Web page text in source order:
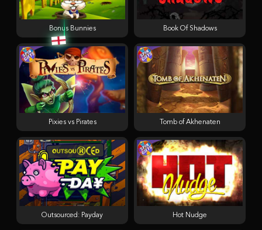
Outsourced: Payday
Book Of Shadows
Hot Nudge
Tomb of Akhenaten
Bonus Bunnies
Pixies vs Pirates